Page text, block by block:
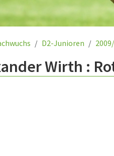
D2-Junioren
Wirth :